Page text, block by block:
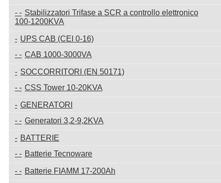
Stabilizzatori Trifase a SCR a controllo elettronico
100-1200KVA
UPS CAB (CEI 0-16)
CAB 1000-3000VA
SOCCORRITORI (EN 50171)
CSS Tower 10-20KVA
GENERATORI
Generatori 3,2-9,2KVA
BATTERIE
Batterie Tecnoware
Batterie FIAMM 17-200Ah